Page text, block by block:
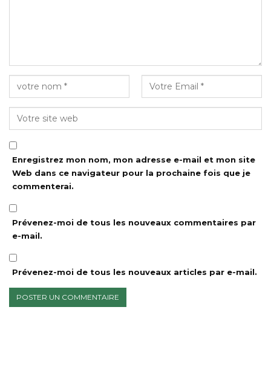
Enregistrez mon nom, mon adresse e-mail et mon site
Web dans ce navigateur pour la prochaine fois que je
commenterai.
Prévenez-moi de tous les nouveaux commentaires par
e-mail.
Prévenez-moi de tous les nouveaux articles par e-mail.